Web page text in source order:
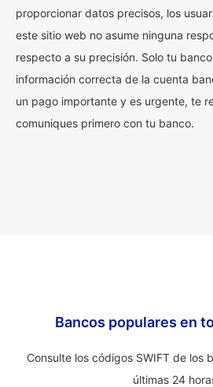
proporcionar datos precisos, los
este sitio web no asume ninguna
respecto a su precisión. Solo tu
información correcta de la cuenta
un pago importante y es urgente, te
comuniques primero con tu banco.
Bancos populares en
Consulte los códigos SWIFT de los
últimas 24